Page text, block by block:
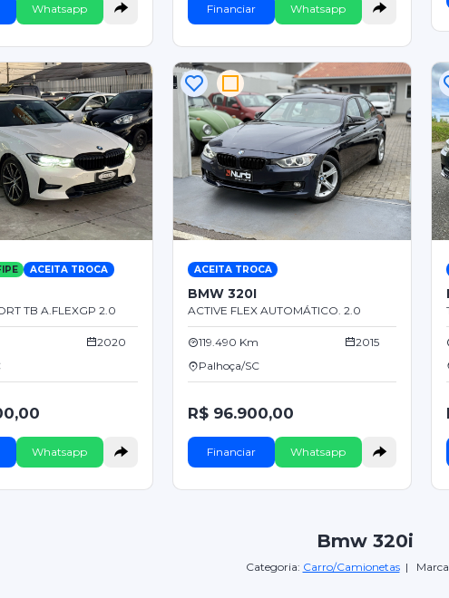
Whatsapp Financiar Whatsapp
ACEITA TROCA
TB A.FLEXGP 2.0
2020
Whatsapp
ACEITA TROCA
BMW 320I
ACTIVE FLEX AUTOMÁTICO. 2.0
119.490 Km
2015
Palhoça/SC
R$ 96.900,00
Financiar Whatsapp
Bmw 320i
Categoria: Carro/Camionetas|